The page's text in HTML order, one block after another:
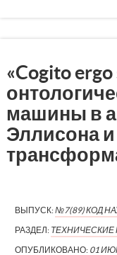
«Cogito
машины в
Эллисона
ВЫПУСК:№7(89) КОД
РАЗДЕЛ: ТЕХНИЧЕСКИЕ
ОПУБЛИКОВАНО: 01